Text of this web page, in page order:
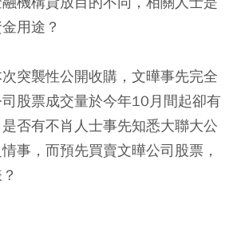
用途？
突襲性公開收購，文曄事先完全
股票成交量於今年10月間起卻有
否有不肖人士事先知悉大聯大公
事，而預先買賣文曄公司股票，